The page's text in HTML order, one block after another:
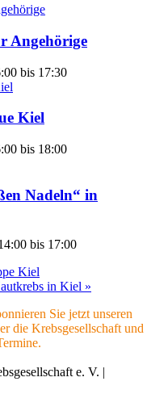
Angehörige
bis 17:30
Kiel
bis 18:00
Nadeln“ in
bis 17:00
Kiel
in Kiel »
Sie jetzt unseren
die Krebsgesellschaft und
e. V. |